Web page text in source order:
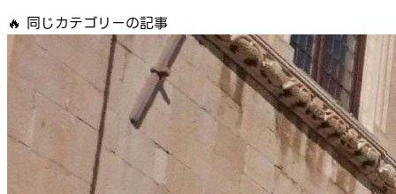
🔥 同じカテゴリーの記事